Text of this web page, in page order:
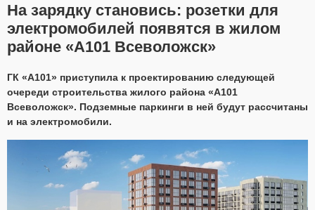
На зарядку становись: розетки для
электромобилей появятся в жилом
районе «А101 Всеволожск»
ГК «А101» приступила к проектированию следующей
очереди строительства жилого района «А101
Всеволожск». Подземные паркинги в ней будут рассчитаны
и на электромобили.